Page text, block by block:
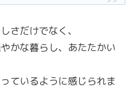
さだけでなく、
かな暮らし、あたたかい
ているように感じられま